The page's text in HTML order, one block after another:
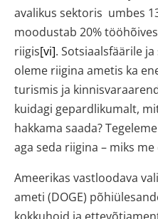
avalikus sektoris umbes
moodustab 20%
riigis[vi]. Sotsiaalsfäärile
oleme riigina ametis ka
turismis ja
kuidagi gepardlikumalt,
hakkama saada?
aga seda riigina – miks
Ameerikas vastloodava
ameti (DOGE)